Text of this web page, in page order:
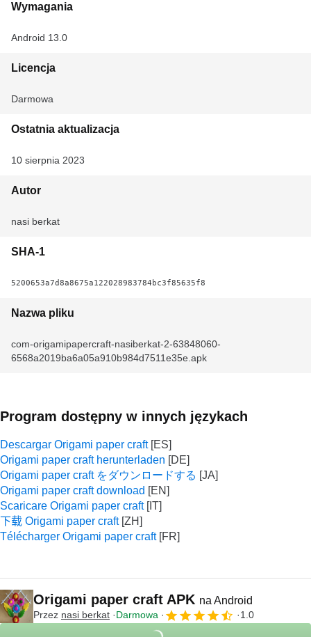
Wymagania
Android 13.0
Licencja
Darmowa
Ostatnia aktualizacja
10 sierpnia 2023
Autor
nasi berkat
SHA-1
5200653a7d8a8675a122028983784bc3f85635f8
Nazwa pliku
com-origamipapercraft-nasiberkat-2-63848060-
6568a2019ba6a05a910b984d7511e35e.apk
Program dostępny w innych językach
Descargar Origami paper craft
Origami paper craft herunterladen
Origami paper craft をダウンロードする
Origami paper craft download
Scaricare Origami paper craft
下载 Origami paper craft
Télécharger Origami paper craft
Origami paper craft APK na Android
Przez nasi berkat Darmowa 1.0